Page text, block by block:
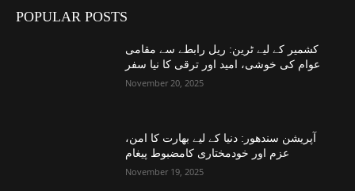
POPULAR POSTS
کشمیر کے لیے ٹرین: ریل رابطے سے مقامی
عوام کی خوشی، امید اور ترقی کا نیا سفر
November 20, 2025
آپریشن سندھور: دنیا کے لیے بھارت کا امن،
عزم اور خودمختاری کامضبوط پیغام
November 19, 2025